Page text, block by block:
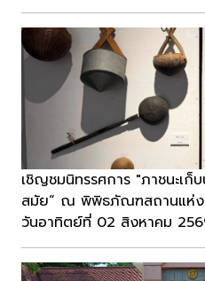
เชิญชมนิทรรศการ "ภาชนะเก็
สมัย“ ณ พิพิธภัณฑสถานแห่ง
วันอาทิตย์ที่ 02 สิงหาคม